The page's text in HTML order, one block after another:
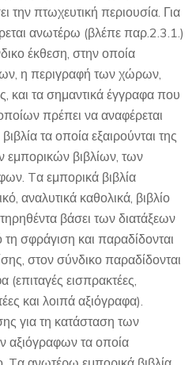
την πτωχευτική περιουσία. Για
ανωτέρω (βλέπε παρ.2.3.1.)
έκθεση, στην οποία
η περιγραφή των χώρων,
και τα σημαντικά έγγραφα που
πρέπει να αναφέρεται
τα οποία εξαιρούνται της
βιβλίων, των
Tα εμπορικά βιβλία
αναλυτικά καθολικά, βιβλίο
βάσει των διατάξεων
σφράγιση και παραδίδονται
στον σύνδικο παραδίδονται
(επιταγές εισπρακτέες,
και λοιπά αξιόγραφα).
για τη κατάσταση των
αξιόγραφων τα οποία